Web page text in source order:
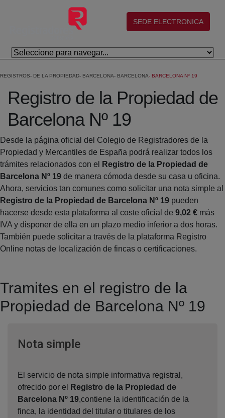
Salta al contingut principal
(abre en nueva ventana)
SEDE ELECTRONICA
REGISTROS DE LA PROPIEDAD BARCELONA BARCELONA BARCELONA Nº 19
Registro de la Propiedad de
Barcelona Nº 19
Desde la página oficial del Colegio de Registradores de la
Propiedad y Mercantiles de España podrá realizar todos los
trámites relacionados con el
Registro de la Propiedad de
Barcelona Nº 19 de manera cómoda desde su casa u oficina.
Ahora, servicios tan comunes como solicitar una nota simple al
Registro de la Propiedad de Barcelona Nº 19 pueden
hacerse desde esta plataforma al coste oficial de 9,02 € más
IVA y disponer de ella en un plazo medio inferior a dos horas.
También puede solicitar a través de la plataforma Registro
Online notas de localización de fincas o certificaciones.
Tramites en el registro de la
Propiedad de Barcelona Nº 19
Nota simpleVentana nueva
El servicio de nota simple informativa registral,
ofrecido por el
Registro de la Propiedad de
Barcelona Nº 19,contiene la identificación de la
finca, la identidad del titular o titulares de los